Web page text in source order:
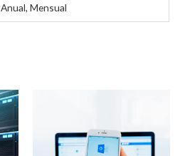
Anual, Mensual